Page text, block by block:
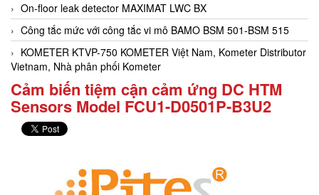
On-floor leak detector MAXIMAT LWC BX
Công tắc mức với công tắc vi mô BAMO BSM 501-BSM 515
KOMETER KTVP-750 KOMETER Việt Nam, Kometer Distributor
Vietnam, Nhà phân phối Kometer
Cảm biến tiệm cận cảm ứng DC HTM
Sensors Model FCU1-D0501P-B3U2